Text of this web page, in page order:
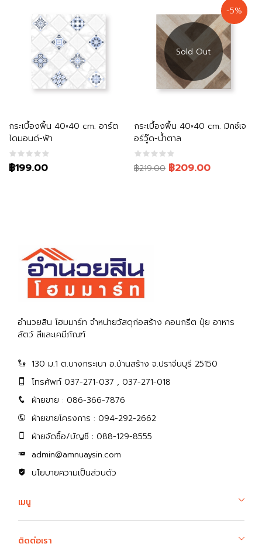
฿219.00.
฿199.00.
฿219.00.
฿199.00.
กระเบื้องพื้น 40×40 cm. อาร์ต
ไดมอนด์-ฟ้า
฿199.00
หยิบใส่ตะกร้า
-5%
กระเบื้องพื้น 40×40 cm. มิกซ์เจ
อร์วู๊ด-น้ำตาล
฿219.00
Original ฿209.00
Current
อ่านเพิ่ม
อำนวยสิน โฮมมาร์ท จำหน่ายวัสดุก่อสร้าง คอนกรีต ปุ๋ย อาหาร
สัตว์ สีและเคมีภัณฑ์
130 ม.1 ต.บางกระเบา อ.บ้านสร้าง จ.ปราจีนบุรี 25150
โทรศัพท์ 037-271-037 , 037-271-018
ฝ่ายขาย : 086-366-7876
ฝ่ายขายโครงการ : 094-292-2662
ฝ่ายจัดซื้อ/บัญชี : 088-129-8555
admin@amnuaysin.com
นโยบายความเป็นส่วนตัว
เมนู
ติดต่อเรา